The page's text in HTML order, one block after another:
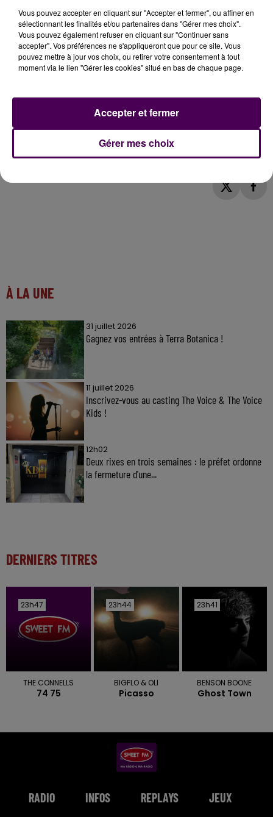
Aux alentours de 11h20, viendra le temps des discours :
se succéderont à la tribunePascal Brindeau, ancien
maire de Vendôme, député UDI de la troisième
circonscription du Loir-et-Cher puisMichael Burke
président-directeur général de Louis-Vuitton -
d’euros en 2020- ;
directeur général du groupe LVMH et enfin
Maire, ministre de l’Economie, des Finances et de la
À LA UNE
31 juillet 2026
Gagnez vos entrées à Terra Botanica !
11 juillet 2026
Inscrivez-vous au casting The Voice & The Voice
Kids !
12h02
Deux rixes en trois semaines : le préfet ordonne
la fermeture d'une...
DERNIERS TITRES
23h47
23h47
THE CONNELLS
74 75
23h44
23h44
BIGFLO & OLI
Picasso
23h41
23h41
BENSON BOONE
Ghost Town
RADIO INFOS REPLAYS JEUX
Vous pouvez accepter en cliquant sur "Accepter et fermer", ou affiner en
sélectionnant les finalités et/ou partenaires dans "Gérer mes choix".
Vous pouvez également refuser en cliquant sur "Continuer sans
accepter". Vos préférences ne s'appliqueront que pour ce site. Vous
pouvez mettre à jour vos choix, ou retirer votre consentement à tout
moment via le lien "Gérer les cookies" situé en bas de chaque page.
Gérer mes choix
Accepter et fermer